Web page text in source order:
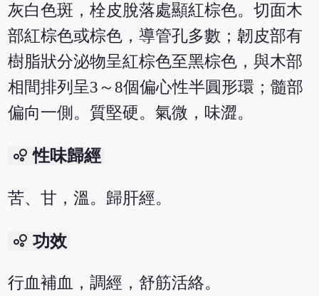
灰白色斑，栓皮脫落處顯紅棕色。切面木
部紅棕色或棕色，導管孔多數；韌皮部有
樹脂狀分泌物呈紅棕色至黑棕色，與木部
相間排列呈3～8個偏心性半圓形環；髓部
偏向一側。質堅硬。氣微，味澀。
bubble_chart 性味歸經
苦、甘，溫。歸肝經。
bubble_chart 功效
行血補血，調經，舒筋活絡。